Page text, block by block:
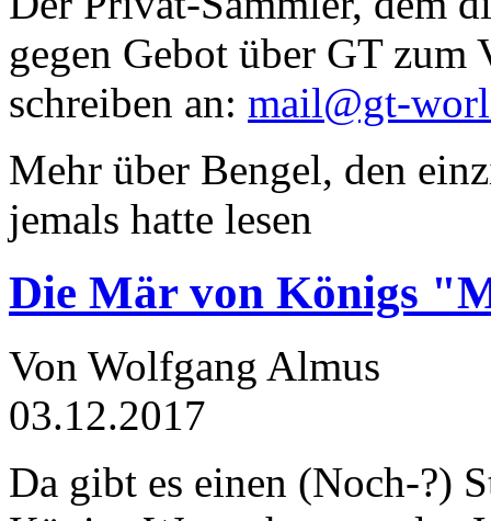
gegen Gebot über GT zum
schreiben an: mail@gt-
Mehr über Bengel, den
jemals hatte lesen
Die Mär von Königs
Von Wolfgang Almus
03.12.2017
Da gibt es einen (Noch-?)